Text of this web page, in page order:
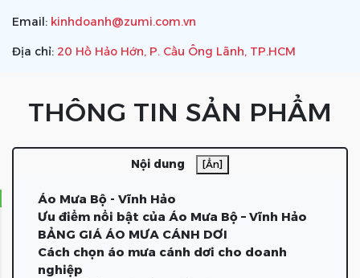
Email: kinhdoanh@zumi.com.vn
Địa chỉ: 20 Hồ Hảo Hớn, P. Cầu Ông Lãnh, TP.HCM
THÔNG TIN SẢN PHẨM
Nội dung [Ẩn]
Áo Mưa Bộ - Vĩnh Hảo
Ưu điểm nổi bật của Áo Mưa Bộ – Vĩnh Hảo
BẢNG GIÁ ÁO MƯA CÁNH DƠI
Cách chọn áo mưa cánh dơi cho doanh
nghiệp